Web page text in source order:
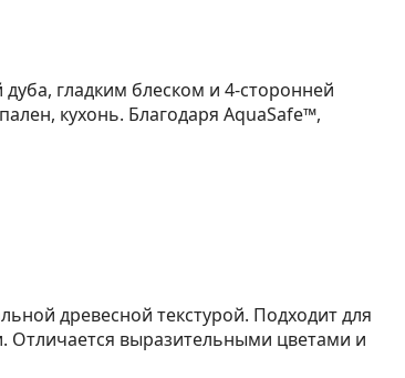
гладким блеском и 4-сторонней
кухонь. Благодаря AquaSafe™,
древесной текстурой. Подходит для
Отличается выразительными цветами и